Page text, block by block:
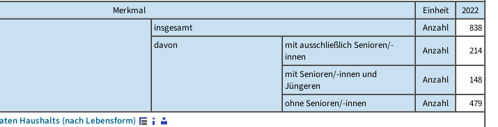
Merkmal Einheit
2022
insgesamt Anzahl
838
davon
mit ausschließlich Senioren/-
innen
Anzahl
214
mit Senioren/-innen und
Jüngeren
Anzahl
148
ohne Senioren/-innen
Anzahl
479
Haushalts (nach Lebensform)